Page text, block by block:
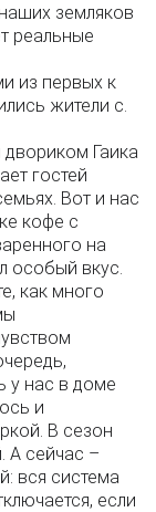
земляков
реальные
из первых к
жители с.
Гаика
гостей
Вот и нас
кофе с
на
особый вкус.
как много
у нас в доме
и
В сезон
А сейчас –
вся система
если